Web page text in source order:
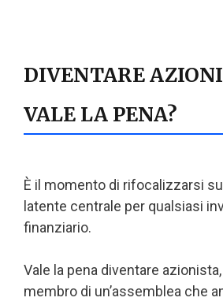
DIVENTARE
VALE LA PENA?
È il momento di rifocalizzarsi
latente centrale per qualsiasi
finanziario.
Vale la pena diventare
membro di un’assemblea che